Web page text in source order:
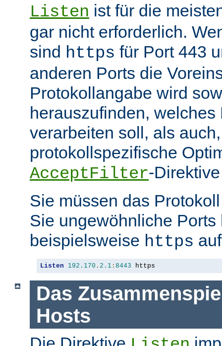
Listen ist für die
gar nicht erforderlich.
sind https für Port 443
anderen Ports die
Protokollangabe wird
herauszufinden, welches
verarbeiten soll, als
protokollspezifische
AcceptFilter-
Sie müssen das
Sie ungewöhnliche Ports
beispielsweise https
Listen 192.170 . 2.1 : 8443 https
Das
Hosts